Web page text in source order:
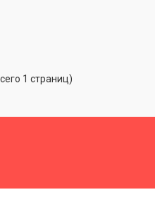
1 страниц)